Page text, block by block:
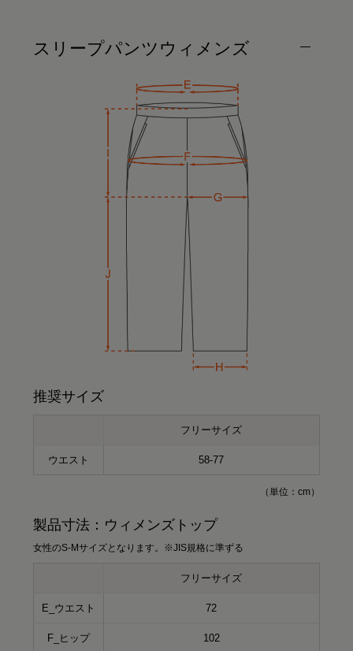
スリープパンツウィメンズ
推奨サイズ
フリーサイズ
ウエスト 58-77
（単位：cm）
製品寸法：ウィメンズトップ
女性のS-Mサイズとなります。※JIS規格に準ずる
フリーサイズ
E_ウエスト 72
F_ヒップ 102